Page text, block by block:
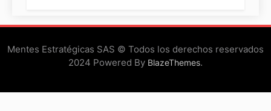
Mentes Estratégicas SAS © Todos los derechos reservados
2024 Powered By BlazeThemes.